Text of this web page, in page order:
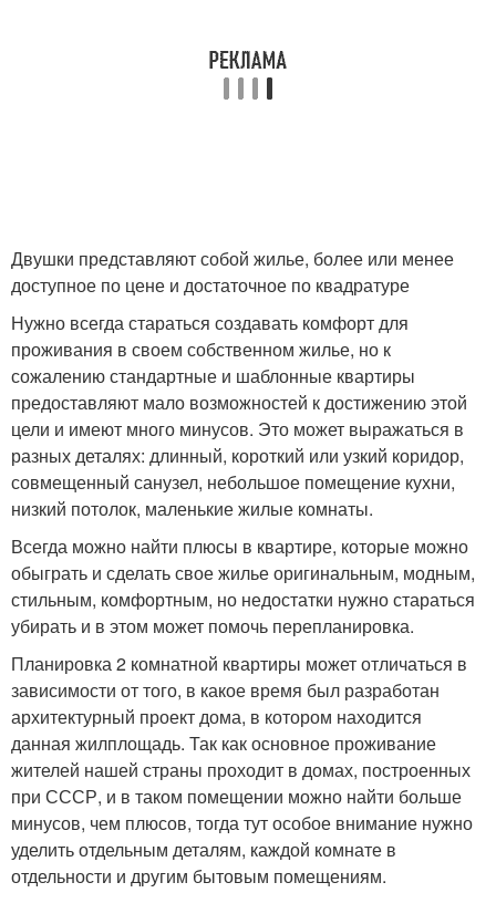
Двушки представляют собой жилье, более или менее
доступное по цене и достаточное по квадратуре
Нужно всегда стараться создавать комфорт для
проживания в своем собственном жилье, но к
сожалению стандартные и шаблонные квартиры
предоставляют мало возможностей к достижению этой
цели и имеют много минусов. Это может выражаться в
разных деталях: длинный, короткий или узкий коридор,
совмещенный санузел, небольшое помещение кухни,
низкий потолок, маленькие жилые комнаты.
Всегда можно найти плюсы в квартире, которые можно
обыграть и сделать свое жилье оригинальным, модным,
стильным, комфортным, но недостатки нужно стараться
убирать и в этом может помочь перепланировка.
Планировка 2 комнатной квартиры может отличаться в
зависимости от того, в какое время был разработан
архитектурный проект дома, в котором находится
данная жилплощадь. Так как основное проживание
жителей нашей страны проходит в домах, построенных
при СССР, и в таком помещении можно найти больше
минусов, чем плюсов, тогда тут особое внимание нужно
уделить отдельным деталям, каждой комнате в
отдельности и другим бытовым помещениям.